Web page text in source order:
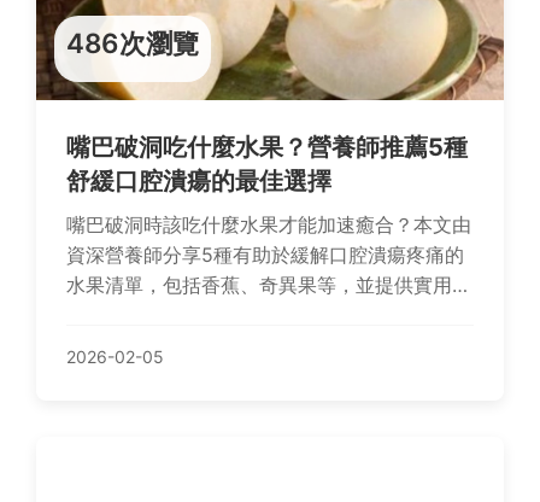
486次瀏覽
嘴巴破洞吃什麼水果？營養師推薦5種
舒緩口腔潰瘍的最佳選擇
嘴巴破洞時該吃什麼水果才能加速癒合？本文由
資深營養師分享5種有助於緩解口腔潰瘍疼痛的
水果清單，包括香蕉、奇異果等，並提供實用食
2026-02-05